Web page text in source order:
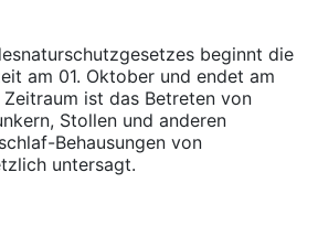
beginnt die
am 01. Oktober und endet am
Zeitraum ist das Betreten von
Stollen und anderen
Behausungen von
untersagt.